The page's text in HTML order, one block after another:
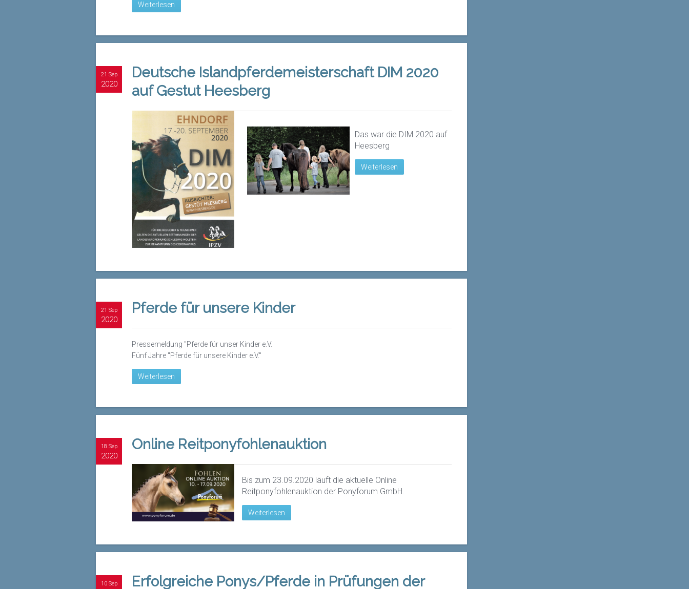
Weiterlesen
21 Sep
2020
Deutsche Islandpferdemeisterschaft DIM 2020
auf Gestut Heesberg
Das war die DIM 2020 auf
Heesberg
Weiterlesen
21 Sep
2020
Pferde für unsere Kinder
Pressemeldung "Pferde für unser Kinder e.V.
Fünf Jahre "Pferde für unsere Kinder e.V."
Weiterlesen
18 Sep
2020
Online Reitponyfohlenauktion
Bis zum 23.09.2020 läuft die aktuelle Online
Reitponyfohlenauktion der Ponyforum GmbH.
Weiterlesen
10 Sep
Erfolgreiche Ponys/Pferde in Prüfungen der